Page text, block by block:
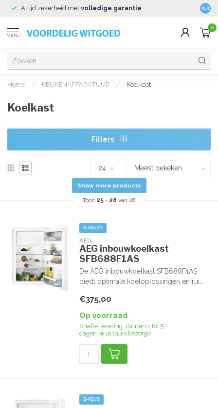
Altijd zekerheid met volledige garantie 9.3
MENU
0
Home / KEUKENAPPARATUUR / Koelkast
Koelkast
Filters
Show more products
Toon 25- 28 van 28
B-KEUZE
AEG
AEG inbouwkoelkast
SFB688F1AS
De AEG inbouwkoelkast SFB688F1AS
biedt optimale koeloplossingen en rui...
€375,00
Op voorraad
Snelle levering: Binnen 1 tot 5
dagen bij je thuis bezorgd
B-KEUS